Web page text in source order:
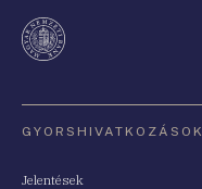
GYORSHIVATKOZÁSOK
Jelentések